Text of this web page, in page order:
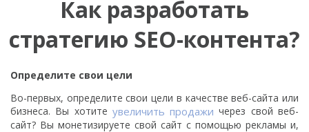
Как разработать
стратегию SEO-контента?
Определите свои цели
Во-первых, определите свои цели в качестве веб-сайта или
бизнеса. Вы хотите увеличить продажи через свой веб-
сайт? Вы монетизируете свой сайт с помощью рекламы и,